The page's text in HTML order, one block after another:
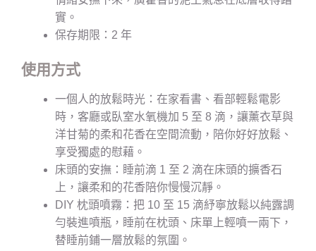
實。
保存期限：2 年
使用方式
一個人的放鬆時光：在家看書、看部輕鬆電影
時，客廳或臥室水氧機加 5 至 8 滴，讓薰衣草與
洋甘菊的柔和花香在空間流動，陪你好好放鬆、
享受獨處的慰藉。
床頭的安撫：睡前滴 1 至 2 滴在床頭的擴香石
上，讓柔和的花香陪你慢慢沉靜。
DIY 枕頭噴霧：把 10 至 15 滴紓寧放鬆以純露調
勻裝進噴瓶，睡前在枕頭、床單上輕噴一兩下，
替睡前鋪一層放鬆的氛圍。